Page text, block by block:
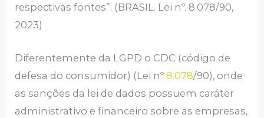
respectivas fontes”. (BRASIL. Lei nº. 8.078/90,
2023)
Diferentemente da LGPD o CDC (código de
defesa do consumidor) (Lei nº8.078/90), onde
as sanções da lei de dados possuem caráter
administrativo e financeiro sobre as empresas,